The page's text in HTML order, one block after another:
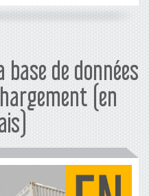
de données
(en